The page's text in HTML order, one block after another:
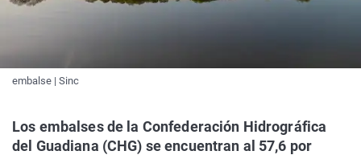
embalse | Sinc
Los embalses de la Confederación Hidrográfica
del Guadiana (CHG) se encuentran al 57,6 por